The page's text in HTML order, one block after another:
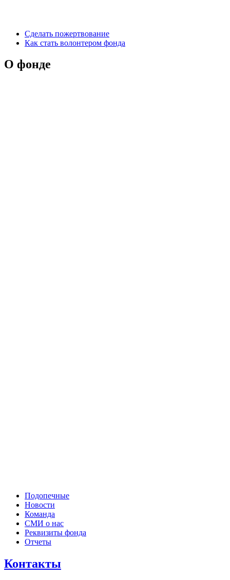
Сделать пожертвование
Как стать волонтером фонда
О фонде
Подопечные
Новости
Команда
СМИ о нас
Реквизиты фонда
Отчеты
Контакты